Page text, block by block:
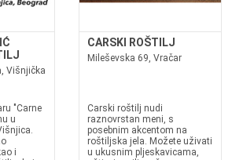
Višnjička
"Carne
u
i
CARSKI ROŠTILJ
Mileševska 69, Vračar
Carski roštilj nudi
raznovrstan meni, s
posebnim akcentom na
roštiljska jela. Možete uživati
u ukusnim pljeskavicama,